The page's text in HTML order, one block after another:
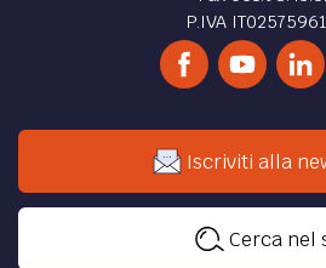
Le ultime parole di
Il 6 di gennaio del 2021 l’Ordine
aperto l’ottavo centenario dalla
Fra Giuseppe Maria Filippini
RELIGIONE /
Il perché delle ricorrenze